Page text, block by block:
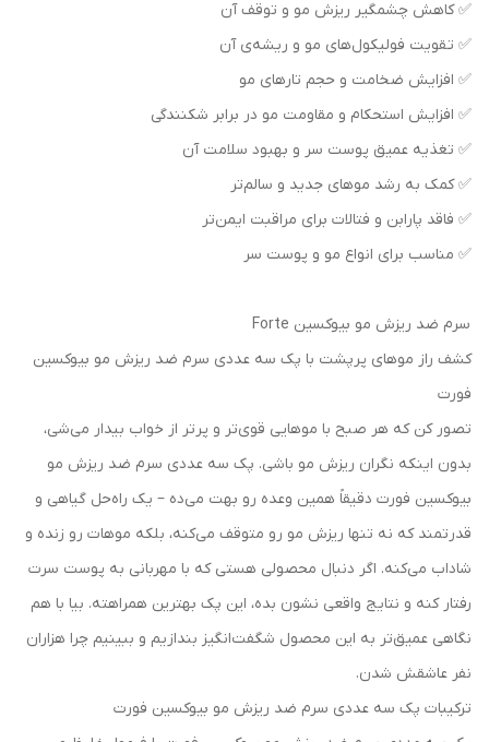
✅ کاهش چشمگیر ریزش مو و توقف آن
✅ تقویت فولیکول‌های مو و ریشه‌ی آن
✅ افزایش ضخامت و حجم تارهای مو
✅ افزایش استحکام و مقاومت مو در برابر شکنندگی
✅ تغذیه عمیق پوست سر و بهبود سلامت آن
✅ کمک به رشد موهای جدید و سالم‌تر
✅ فاقد پارابن و فتالات برای مراقبت ایمن‌تر
✅ مناسب برای انواع مو و پوست سر
سرم ضد ریزش مو بیوکسین Forte
کشف راز موهای پرپشت با پک سه عددی سرم ضد ریزش مو بیوکسین
فورت
تصور کن که هر صبح با موهایی قوی‌تر و پرتر از خواب بیدار می‌شی،
بدون اینکه نگران ریزش مو باشی. پک سه عددی سرم ضد ریزش مو
بیوکسین فورت دقیقاً همین وعده رو بهت می‌ده – یک راه‌حل گیاهی و
قدرتمند که نه تنها ریزش مو رو متوقف می‌کنه، بلکه موهات رو زنده و
شاداب می‌کنه. اگر دنبال محصولی هستی که با مهربانی به پوست سرت
رفتار کنه و نتایج واقعی نشون بده، این پک بهترین همراهته. بیا با هم
نگاهی عمیق‌تر به این محصول شگفت‌انگیز بندازیم و ببینیم چرا هزاران
نفر عاشقش شدن.
ترکیبات پک سه عددی سرم ضد ریزش مو بیوکسین فورت